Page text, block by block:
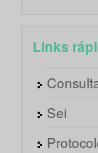
Links
Sei